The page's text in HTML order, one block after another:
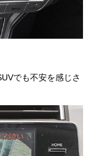
でも不安を感じさ